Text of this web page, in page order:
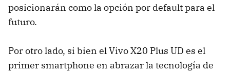
posicionarán como la opción por default para el
futuro.
Por otro lado, si bien el Vivo X20 Plus UD es el
primer smartphone en abrazar la tecnología de